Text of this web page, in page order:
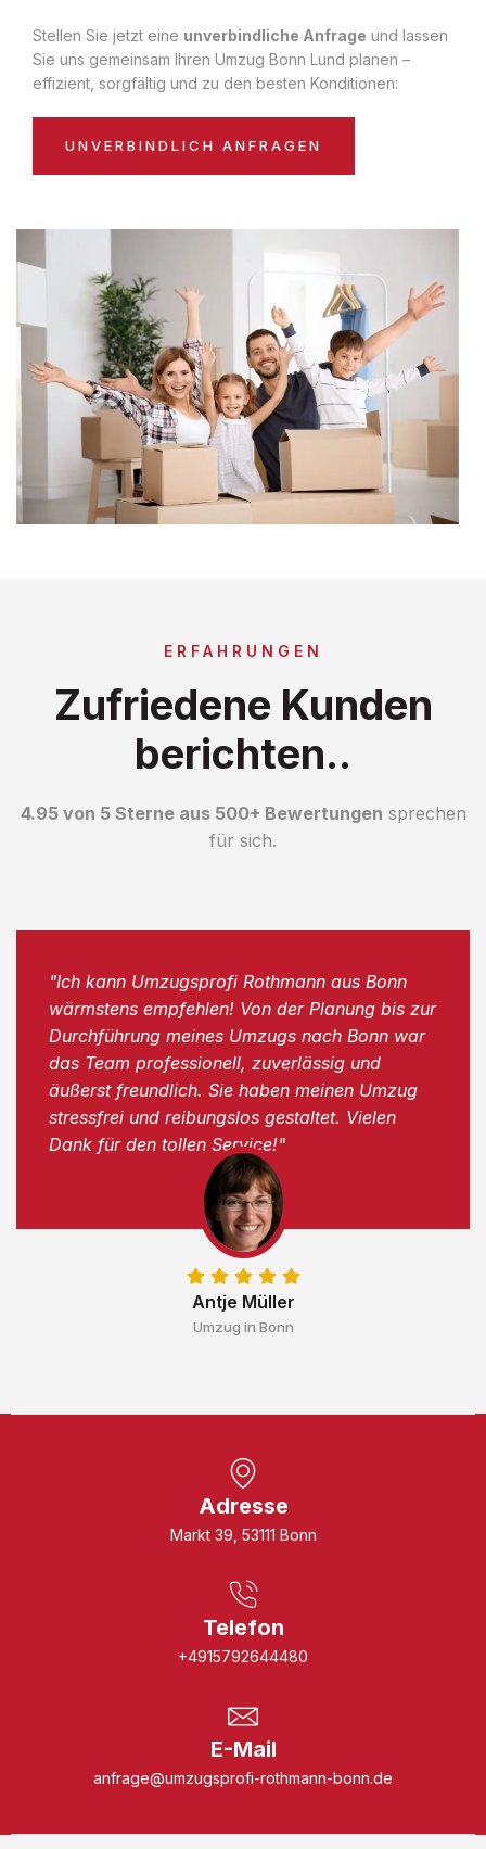
Stellen Sie jetzt eine unverbindliche Anfrage und lassen
Sie uns gemeinsam Ihren Umzug Bonn Lund planen –
effizient, sorgfältig und zu den besten Konditionen:
UNVERBINDLICH ANFRAGEN
ERFAHRUNGEN
Zufriedene Kunden
berichten..
4.95 von 5 Sterne aus 500+ Bewertungen sprechen
für sich.
Antje Müller
Umzug in Bonn
"Ich kann Umzugsprofi Rothmann aus Bonn
wärmstens empfehlen! Von der Planung bis zur
Durchführung meines Umzugs nach Bonn war
das Team professionell, zuverlässig und
äußerst freundlich. Sie haben meinen Umzug
stressfrei und reibungslos gestaltet. Vielen
Dank für den tollen Service!"
Adresse
Markt 39, 53111 Bonn
Telefon
+4915792644480
E-Mail
anfrage@umzugsprofi-rothmann-bonn.de